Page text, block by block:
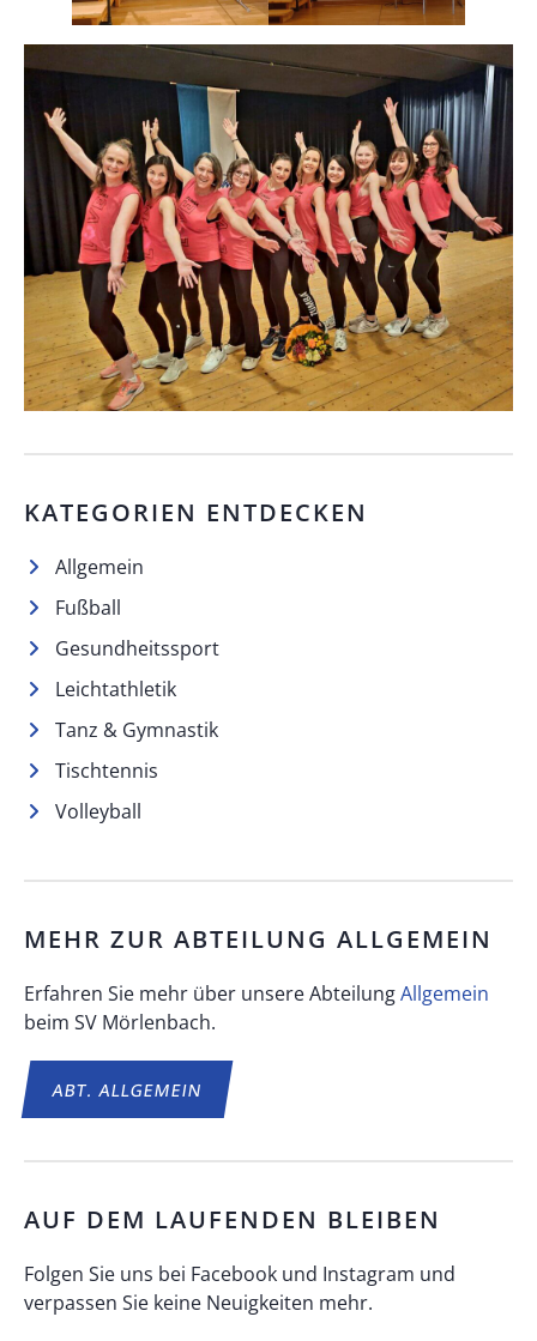
KATEGORIEN ENTDECKEN
Allgemein
Fußball
Gesundheitssport
Leichtathletik
Tanz & Gymnastik
Tischtennis
Volleyball
MEHR ZUR ABTEILUNG ALLGEMEIN
Erfahren Sie mehr über unsere AbteilungAllgemein
beim SV Mörlenbach.
ABT.ALLGEMEIN
AUF DEM LAUFENDEN BLEIBEN
Folgen Sie uns bei Facebook und Instagram und
verpassen Sie keine Neuigkeiten mehr.